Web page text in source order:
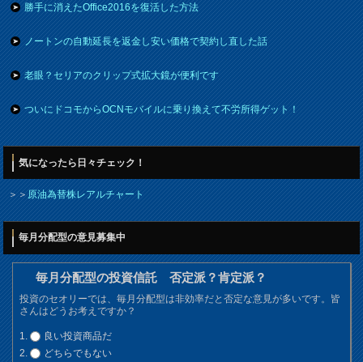
勝手に消えたOffice2016を復活した方法
ノートンの自動延長を返金し安い価格で契約し直した話
老眼？セリアのクリップ式拡大鏡が便利です
ついにドコモからOCNモバイルに乗り換えて不労所得ゲット！
気になったら日々チェック！
＞＞原油為替株レアルチャート
毎月分配型の意見募集中
毎月分配型の投資信託 否定派？肯定派？
投資のセオリーでは、毎月分配型は非効率だと否定な意見が多いです。皆
さんはどうお考えですか？
良い投資商品だ
どちらでもない